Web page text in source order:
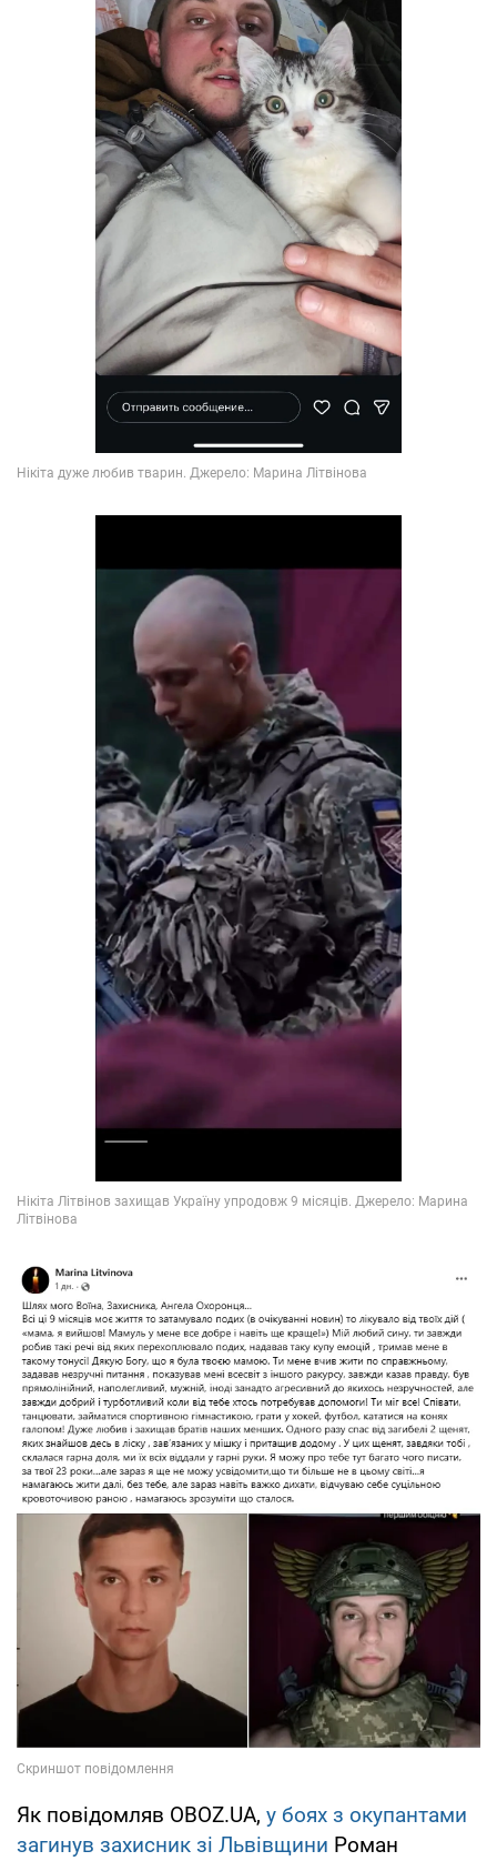
Як повідомляв OBOZ.UA, у боях з окупантами
загинув захисник зі Львівщини Роман